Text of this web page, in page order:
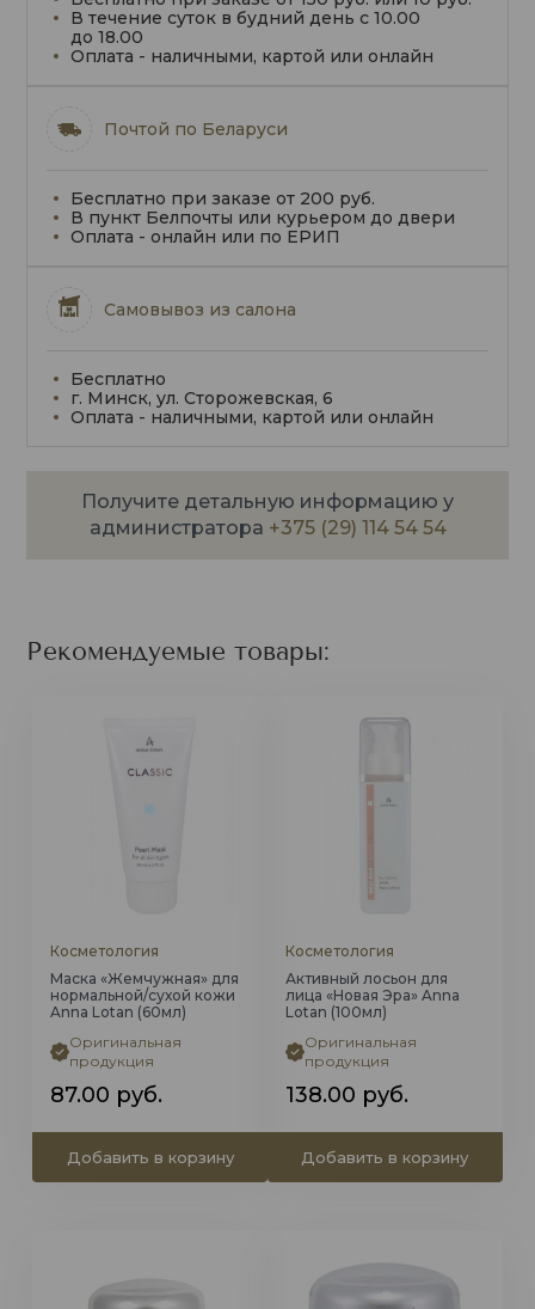
В течение суток в будний день с 10.00
до 18.00
Оплата - наличными, картой или онлайн
Почтой по Беларуси
Бесплатно при заказе от 200 руб.
В пункт Белпочты или курьером до двери
Оплата - онлайн или по ЕРИП
Самовывоз из салона
Бесплатно
г. Минск, ул. Сторожевская, 6
Оплата - наличными, картой или онлайн
Получите детальную информацию у
администратора +375 (29) 114 54 54
Рекомендуемые товары:
Косметология
Маска «Жемчужная» для
нормальной/сухой кожи
Anna Lotan (60мл)
Оригинальная
продукция
87.00 руб.
Добавить в корзину
Косметология
Активный лосьон для
лица «Новая Эра» Anna
Lotan (100мл)
Оригинальная
продукция
138.00 руб.
Добавить в корзину